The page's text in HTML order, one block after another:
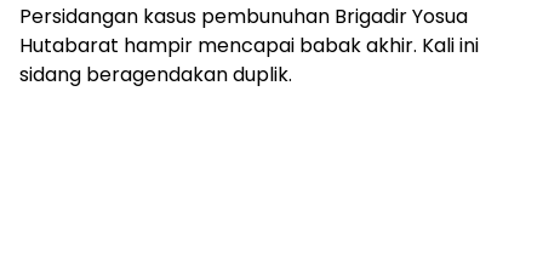
Persidangan kasus pembunuhan Brigadir Yosua
Hutabarat hampir mencapai babak akhir. Kali ini
sidang beragendakan duplik.